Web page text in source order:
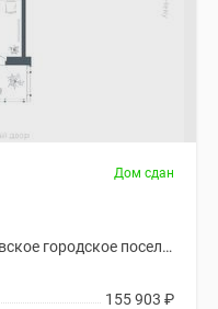
Дом сдан
Ленинградская область, Дубровское городское поселение
155 903 ₽